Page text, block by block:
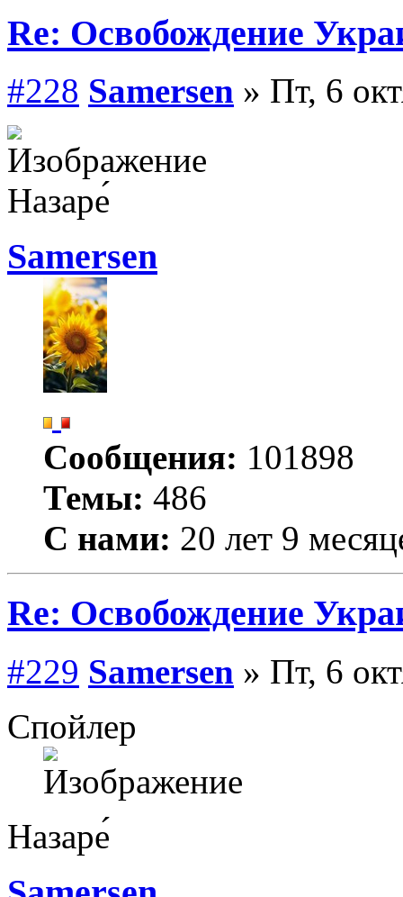
Re: Освобождение
#228 Samersen » Пт, 6
Назаре́
Samersen
Сообщения: 101898
Темы: 486
С нами: 20 лет 9
Re: Освобождение
#229 Samersen » Пт, 6
Спойлер
Назаре́